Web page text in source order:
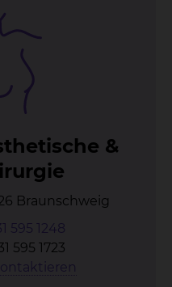
&
Braunschweig
595 1248
595 1723